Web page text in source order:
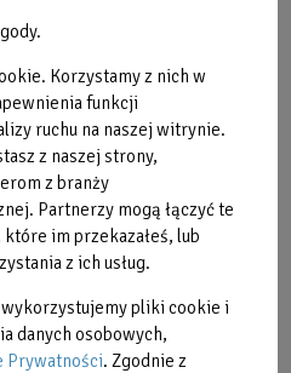
Korzystamy z nich w
funkcji
ruchu na naszej witrynie.
z naszej strony,
z branży
Partnerzy mogą łączyć te
im przekazałeś, lub
z ich usług.
pliki cookie i
danych osobowych,
Prywatności. Zgodnie z